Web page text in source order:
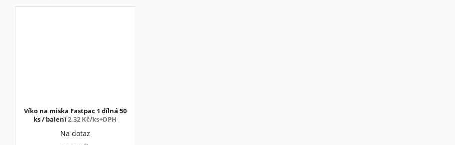
Víko na miska Fastpac 1 dílná 50
ks / balení2,32 Kč/ks+DPH
Na dotaz